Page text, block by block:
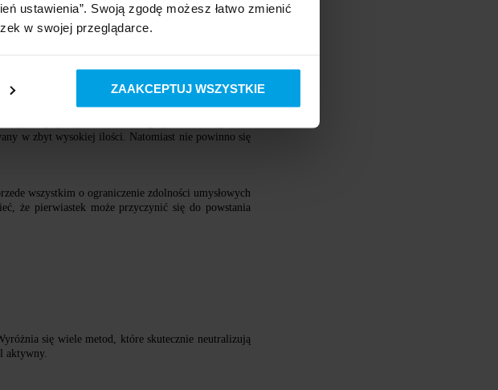
ustawienia”. Swoją zgodę możesz łatwo zmienić
w swojej przeglądarce.
ZAAKCEPTUJ WSZYSTKIE
o negatywnym działaniu tego pierwiastka, jednak
w zbyt wysokiej ilości. Natomiast nie powinno się
wszystkim o ograniczenie zdolności umysłowych
że pierwiastek może przyczynić się do powstania
się wiele metod, które skutecznie neutralizują
aktywny.